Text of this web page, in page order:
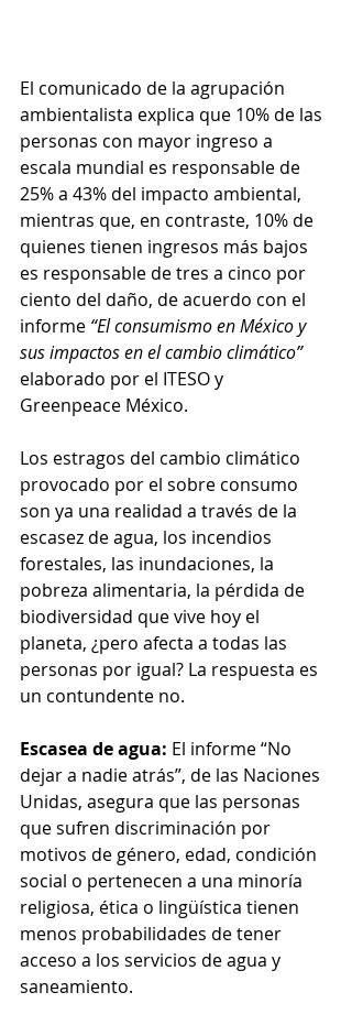
El comunicado de la agrupación
ambientalista explica que 10% de las
personas con mayor ingreso a
escala mundial es responsable de
25% a 43% del impacto ambiental,
mientras que, en contraste, 10% de
quienes tienen ingresos más bajos
es responsable de tres a cinco por
ciento del daño, de acuerdo con el
informe “El consumismo en México y
sus impactos en el cambio climático”
elaborado por el ITESO y
Greenpeace México.
Los estragos del cambio climático
provocado por el sobre consumo
son ya una realidad a través de la
escasez de agua, los incendios
forestales, las inundaciones, la
pobreza alimentaria, la pérdida de
biodiversidad que vive hoy el
planeta, ¿pero afecta a todas las
personas por igual? La respuesta es
un contundente no.
Escasea de agua: El informe “No
dejar a nadie atrás”, de las Naciones
Unidas, asegura que las personas
que sufren discriminación por
motivos de género, edad, condición
social o pertenecen a una minoría
religiosa, ética o lingüística tienen
menos probabilidades de tener
acceso a los servicios de agua y
saneamiento.